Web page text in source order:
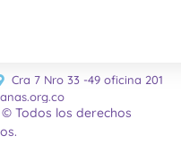
Cra 7 Nro 33 -49 oficina 201
Todos los derechos